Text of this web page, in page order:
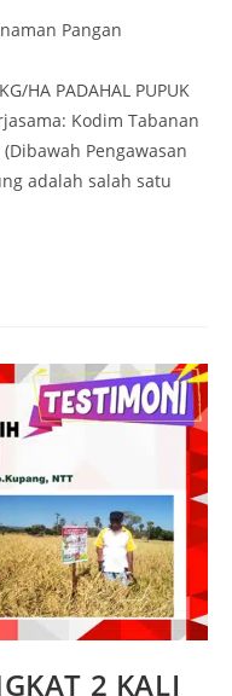
Pangan
HA PADAHAL PUPUK
Kodim Tabanan
Pengawasan
adalah salah satu
2 KALI